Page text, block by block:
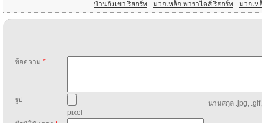
บ้านอิงเขา รีสอร์ท มวกเหล็ก พาราไดส์ รีสอร์ท มวกเห
ข้อความ *
รูป
นามสกุล .jpg,
pixel